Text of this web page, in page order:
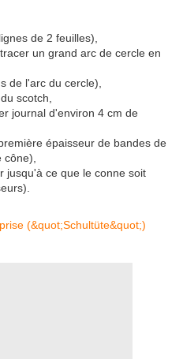
de 2 feuilles),
un grand arc de cercle en
de l'arc du cercle),
scotch,
journal d'environ 4 cm de
épaisseur de bandes de
jusqu'à ce que le conne soit